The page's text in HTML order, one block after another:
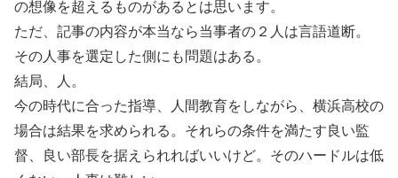
の想像を超えるものがあるとは思います。
ただ、記事の内容が本当なら当事者の２人は言語道断。
その人事を選定した側にも問題はある。
結局、人。
今の時代に合った指導、人間教育をしながら、横浜高校の
場合は結果を求められる。それらの条件を満たす良い監
督、良い部長を据えられればいいけど。そのハードルは低